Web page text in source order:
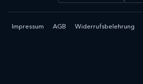
Impressum AGB Widerrufsbelehrung